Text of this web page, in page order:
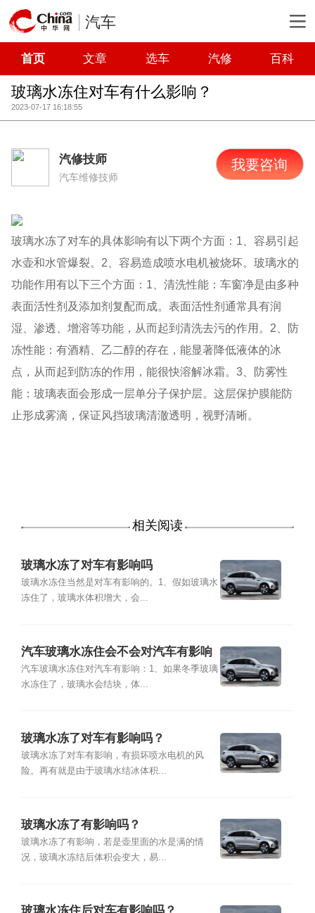
汽车
首页 文章 选车 汽修 百科
玻璃水冻住对车有什么影响？
2023-07-17 16:18:55
汽修技师
汽车维修技师
我要咨询
玻璃水冻了对车的具体影响有以下两个方面：1、容易引起
水壶和水管爆裂。2、容易造成喷水电机被烧坏。玻璃水的
功能作用有以下三个方面：1、清洗性能：车窗净是由多种
表面活性剂及添加剂复配而成。表面活性剂通常具有润
湿、渗透、增溶等功能，从而起到清洗去污的作用。2、防
冻性能：有酒精、乙二醇的存在，能显著降低液体的冰
点，从而起到防冻的作用，能很快溶解冰霜。3、防雾性
能：玻璃表面会形成一层单分子保护层。这层保护膜能防
止形成雾滴，保证风挡玻璃清澈透明，视野清晰。
相关阅读
玻璃水冻了对车有影响吗
玻璃水冻住当然是对车有影响的。1、假如玻璃水
冻住了，玻璃水体积增大，会...
汽车玻璃水冻住会不会对汽车有影响
吗
汽车玻璃水冻住对汽车有影响：1、如果冬季玻璃
水冻住了，玻璃水会结块，体...
玻璃水冻了对车有影响吗？
玻璃水冻了对车有影响，有损坏喷水电机的风
险。再有就是由于玻璃水结冰体积...
玻璃水冻了有影响吗？
玻璃水冻了有影响，若是壶里面的水是满的情
况，玻璃水冻结后体积会变大，易...